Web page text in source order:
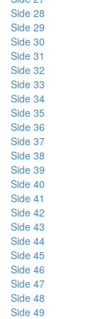
Side 28
Side 29
Side 30
Side 31
Side 32
Side 33
Side 34
Side 35
Side 36
Side 37
Side 38
Side 39
Side 40
Side 41
Side 42
Side 43
Side 44
Side 45
Side 46
Side 47
Side 48
Side 49